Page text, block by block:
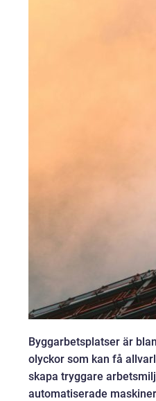
Byggarbetsplatser är
olyckor som kan få
skapa tryggare
automatiserade